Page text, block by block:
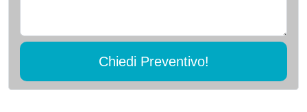
Chiedi Preventivo!